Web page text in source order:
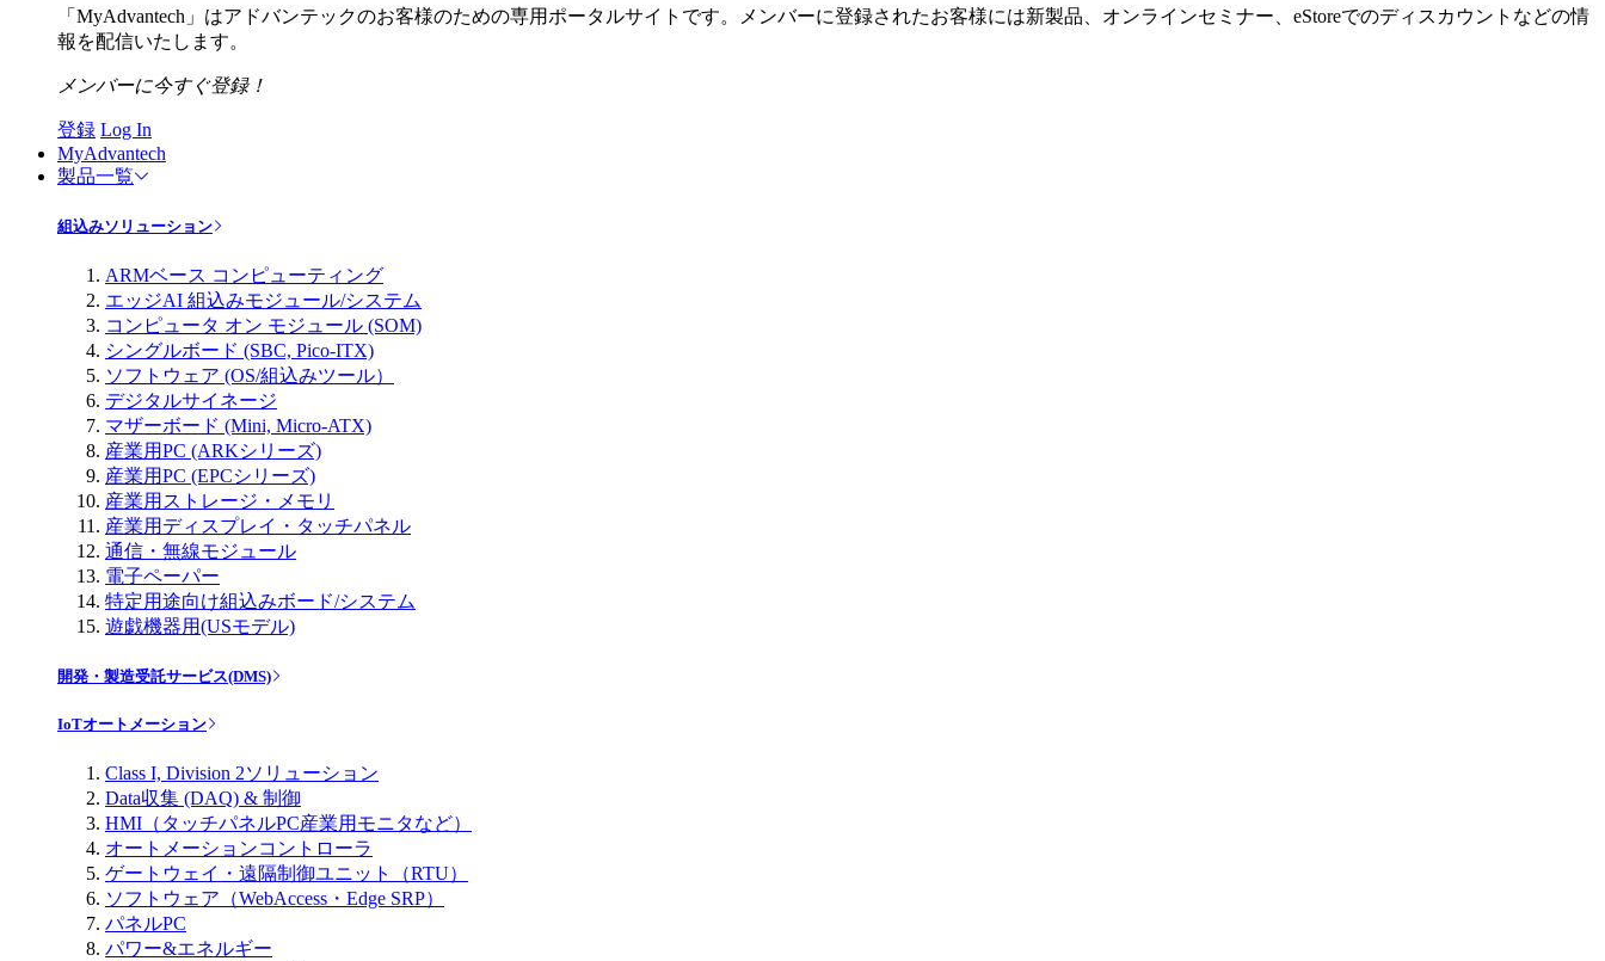
「MyAdvantech」はアドバンテックのお客様のための専用ポータルサイトです。メンバーに登録されたお客様には新製品、オンラインセミナー、eStoreでのディスカウントなどの情
報を配信いたします。
メンバーに今すぐ登録！
登録 Log In
MyAdvantech
製品一覧
組込みソリューション
ARMベース コンピューティング
エッジAI 組込みモジュール/システム
コンピュータ オン モジュール (SOM)
シングルボード (SBC, Pico-ITX)
ソフトウェア (OS/組込みツール）
デジタルサイネージ
マザーボード (Mini, Micro-ATX)
産業用PC (ARKシリーズ)
産業用PC (EPCシリーズ)
産業用ストレージ・メモリ
産業用ディスプレイ・タッチパネル
通信・無線モジュール
電子ペーパー
特定用途向け組込みボード/システム
遊戯機器用(USモデル)
開発・製造受託サービス(DMS)
IoTオートメーション
Class I, Division 2ソリューション
Data収集 (DAQ) & 制御
HMI（タッチパネルPC産業用モニタなど）
オートメーションコントローラ
ゲートウェイ・遠隔制御ユニット（RTU）
ソフトウェア（WebAccess・Edge SRP）
パネルPC
パワー&エネルギー